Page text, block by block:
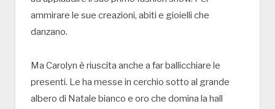
ammirare le sue creazioni, abiti e gioielli che
danzano.
Ma Carolyn è riuscita anche a far ballicchiare le
presenti. Le ha messe in cerchio sotto al grande
albero di Natale bianco e oro che domina la hall